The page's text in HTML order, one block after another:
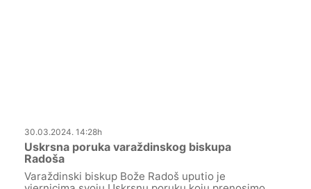
30.03.2024. 14:28h
Uskrsna poruka varaždinskog biskupa
Radoša
Varaždinski biskup Bože Radoš uputio je